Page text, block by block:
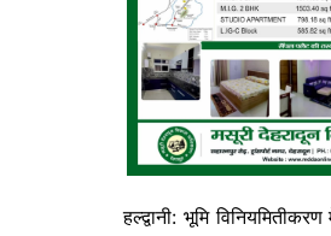
हल्द्वानी: भूमि